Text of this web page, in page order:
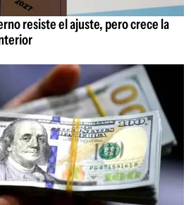
resiste el ajuste, pero crece la